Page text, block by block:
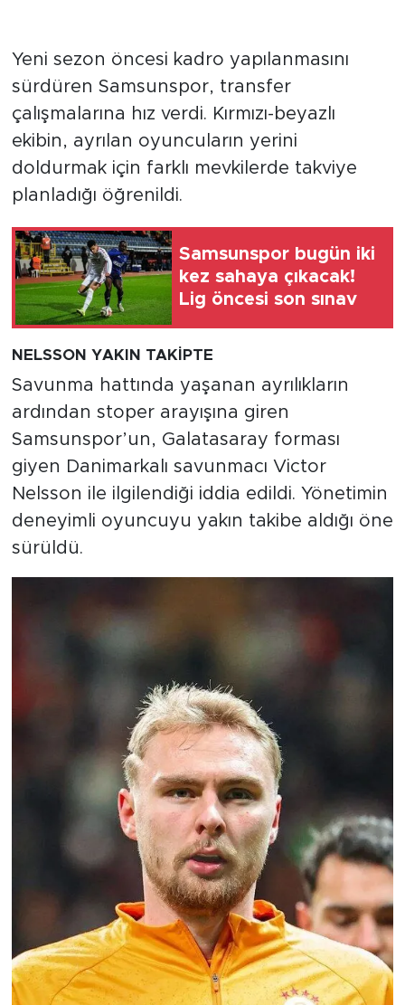
Yeni sezon öncesi kadro yapılanmasını
sürdüren Samsunspor, transfer
çalışmalarına hız verdi. Kırmızı-beyazlı
ekibin, ayrılan oyuncuların yerini
doldurmak için farklı mevkilerde takviye
planladığı öğrenildi.
Samsunspor bugün iki
kez sahaya çıkacak!
Lig öncesi son sınav
NELSSON YAKIN TAKİPTE
Savunma hattında yaşanan ayrılıkların
ardından stoper arayışına giren
Samsunspor’un, Galatasaray forması
giyen Danimarkalı savunmacı Victor
Nelsson ile ilgilendiği iddia edildi. Yönetimin
deneyimli oyuncuyu yakın takibe aldığı öne
sürüldü.